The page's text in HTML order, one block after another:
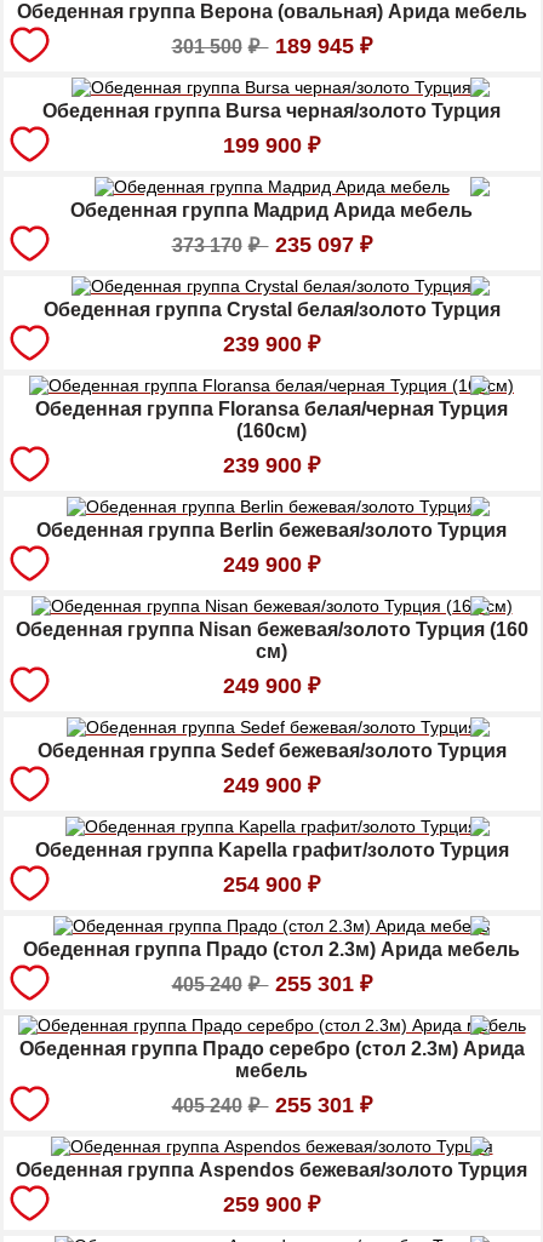
Обеденная группа Верона (овальная) Арида мебель
301 500 ₽ 189 945 ₽
Обеденная группа Bursa черная/золото Турция
199 900 ₽
Обеденная группа Мадрид Арида мебель
373 170 ₽ 235 097 ₽
Обеденная группа Crystal белая/золото Турция
239 900 ₽
Обеденная группа Floransa белая/черная Турция
(160см)
239 900 ₽
Обеденная группа Berlin бежевая/золото Турция
249 900 ₽
Обеденная группа Nisan бежевая/золото Турция (160
см)
249 900 ₽
Обеденная группа Sedef бежевая/золото Турция
249 900 ₽
Обеденная группа Kapella графит/золото Турция
254 900 ₽
Обеденная группа Прадо (стол 2.3м) Арида мебель
405 240 ₽ 255 301 ₽
Обеденная группа Прадо серебро (стол 2.3м) Арида
мебель
405 240 ₽ 255 301 ₽
Обеденная группа Aspendos бежевая/золото Турция
259 900 ₽